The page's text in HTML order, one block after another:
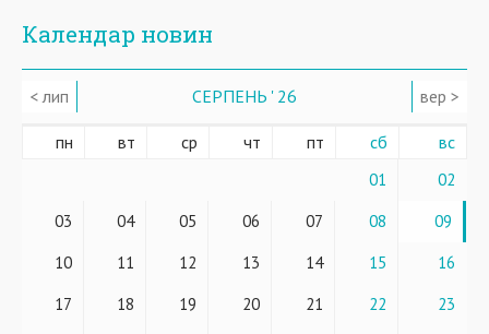
Календар новин
< лип СЕРПЕНЬ ' 26 вер >
пн вт ср чт пт сб вс
01
02
03
04 05 06 07 08
09
10
11 12 13 14 15
16
17
18 19 20 21 22
23